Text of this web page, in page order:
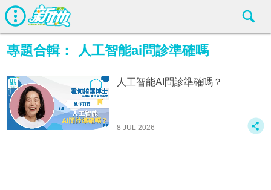
專題合輯： 人工智能ai問診準確嗎
人工智能AI問診準確嗎？
8 JUL 2026